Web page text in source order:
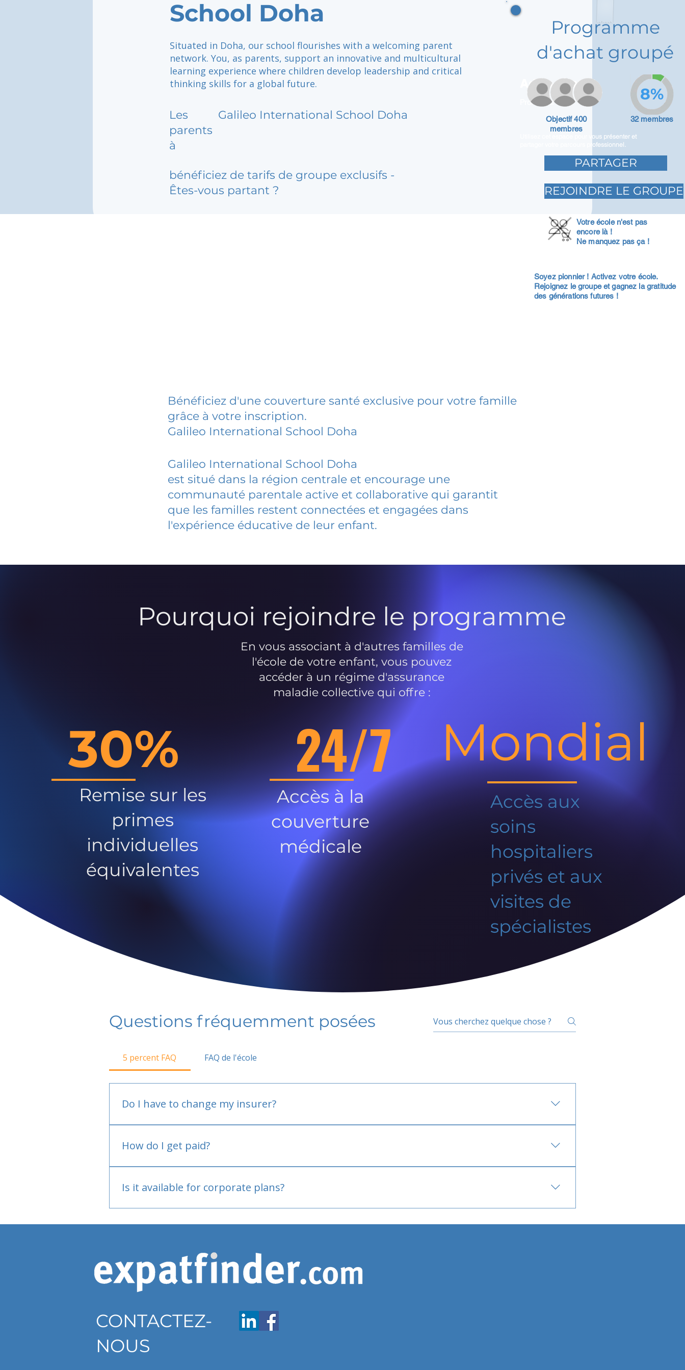
School Doha
Situated in Doha, our school flourishes with a welcoming parent
network. You, as parents, support an innovative and multicultural
learning experience where children develop leadership and critical
thinking skills for a global future.
Les
parents
à
Galileo International School Doha
bénéficiez de tarifs de groupe exclusifs -
Êtes-vous partant ?
Adam Caar
Promoteur
Utilisez cet espace pour vous présenter et
partager votre parcours professionnel.
Programme
d'achat groupé
Objectif 400
membres
32 membres
8%
PARTAGER
REJOINDRE LE GROUPE
Votre école n'est pas
encore là !
Ne manquez pas ça !
Soyez pionnier ! Activez votre école.
Rejoignez le groupe et gagnez la gratitude
des générations futures !
Bénéficiez d'une couverture santé exclusive pour votre famille
grâce à votre inscription.
Galileo International School Doha
Galileo International School Doha
est situé dans la région centrale et encourage une
communauté parentale active et collaborative qui garantit
que les familles restent connectées et engagées dans
l'expérience éducative de leur enfant.
Pourquoi rejoindre le programme
En vous associant à d'autres familles de
l'école de votre enfant, vous pouvez
accéder à un régime d'assurance
maladie collective qui offre :
30%
Remise sur les
primes
individuelles
équivalentes
24/7
Accès à la
couverture
médicale
Mondial
Accès aux
soins
hospitaliers
privés et aux
visites de
spécialistes
Questions fréquemment posées
5 percent FAQ FAQ de l'école
Do I have to change my insurer?
How do I get paid?
Is it available for corporate plans?
CONTACTEZ-
NOUS